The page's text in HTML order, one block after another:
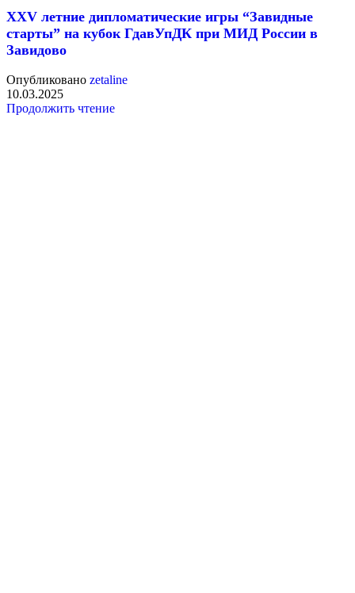
XXV летние дипломатические игры “Завидные
старты” на кубок ГдавУпДК при МИД России в
Завидово
Опубликовано zetaline
10.03.2025
Продолжить чтение